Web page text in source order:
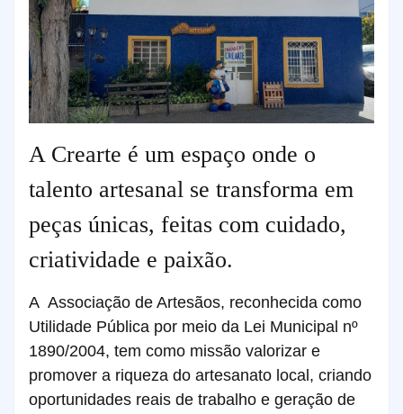
A Crearte é um espaço onde o
talento artesanal se transforma em
peças únicas, feitas com cuidado,
criatividade e paixão.
A Associação de Artesãos, reconhecida como
Utilidade Pública por meio da Lei Municipal nº
1890/2004, tem como missão valorizar e
promover a riqueza do artesanato local, criando
oportunidades reais de trabalho e geração de